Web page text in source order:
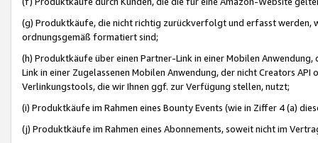
(g) Produktkäufe, die nicht richtig zurückverfolgt und erfasst werden,
ordnungsgemäß formatiert sind;
(h) Produktkäufe über einen Partner-Link in einer Mobilen
Link in einer Zugelassenen Mobilen Anwendung, der nicht Creators
Verlinkungstools, die wir Ihnen ggf. zur Verfügung stellen, nutzt;
(i) Produktkäufe im Rahmen eines Bounty Events (wie in Ziffer 4 (a)
(j) Produktkäufe im Rahmen eines Abonnements, soweit nicht im